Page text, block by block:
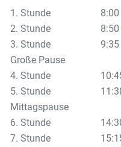
1. Stunde
2. Stunde
3. Stunde
9:35
Große Pause
4. Stunde
5. Stunde
Mittagspause
6. Stunde
7. Stunde